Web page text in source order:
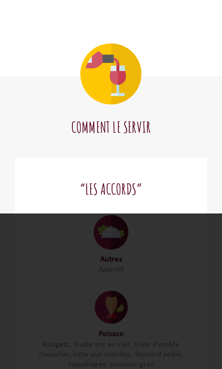
COMMENT LE SERVIR
“LES ACCORDS”
Autres
Apéritif
Poisson
Rougets, Truite arc en ciel, filets d'omble
chevalier, lotte aux morilles, homard poêlé,
coquillages, poissons gras